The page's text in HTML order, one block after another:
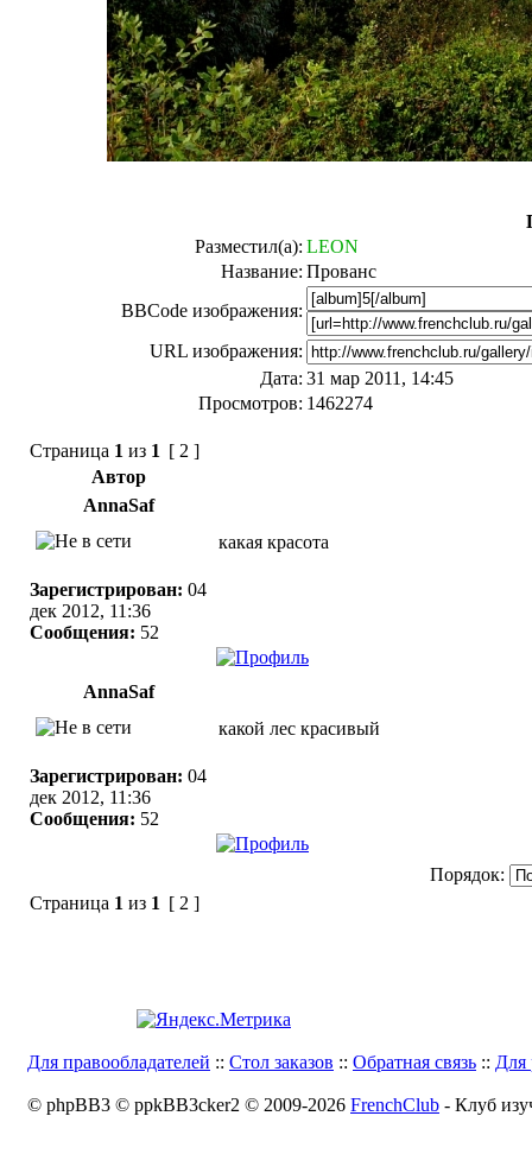
Разместил(а): LEON
Название: Прованс
BBCode изображения:
URL изображения:
Дата: 31 мар 2011, 14:45
Просмотров: 1462274
Страница 1 из 1 [ 2 ]
Автор
AnnaSaf
Зарегистрирован: 04
дек 2012, 11:36
Сообщения: 52
какая красота
AnnaSaf
Зарегистрирован: 04
дек 2012, 11:36
Сообщения: 52
какой лес красивый
Порядок:
Страница 1 из 1 [ 2 ]
Для правообладателей :: Стол заказов :: Обратная связь :: Для
© phpBB3 © ppkBB3cker2 © 2009-2026 FrenchClub - Клуб